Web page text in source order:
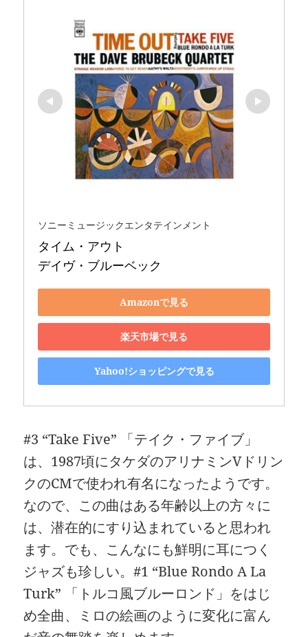
ソニーミュージックエンタテインメント
タイム・アウト
デイヴ・ブルーベック
Amazonで見る
楽天市場で見る
Yahoo!ショッピングで見る
#3 “Take Five” 「テイク・ファイブ」
は、1987頃にタケダのアリナミンVドリン
クのCMで使われ有名になったようです。
なので、この曲はある年齢以上の方々に
は、潜在的にすり込まれていると思われ
ます。でも、こんなにも鮮明に耳につく
ジャズも珍しい。#1 “Blue Rondo A La
Turk” 「トルコ風ブルーロンド」をはじ
め全曲、ミロの絵画のように変化に富ん